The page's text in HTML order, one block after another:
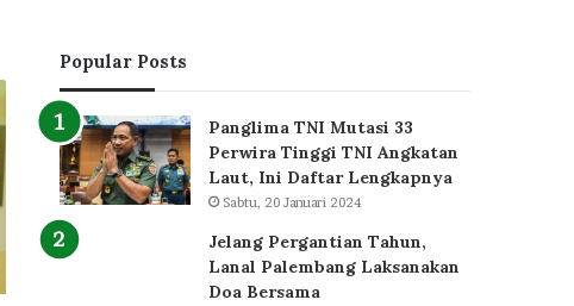
Popular Posts
Panglima TNI Mutasi 33
Perwira Tinggi TNI Angkatan
Laut, Ini Daftar Lengkapnya
Sabtu, 20 Januari 2024
Jelang Pergantian Tahun,
Lanal Palembang Laksanakan
Doa Bersama